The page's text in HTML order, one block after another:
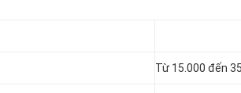
Từ 15.000 đến